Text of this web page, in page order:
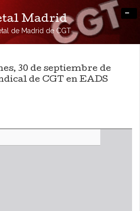
Madrid
de Madrid de CGT
-
30 de septiembre de
de CGT en EADS